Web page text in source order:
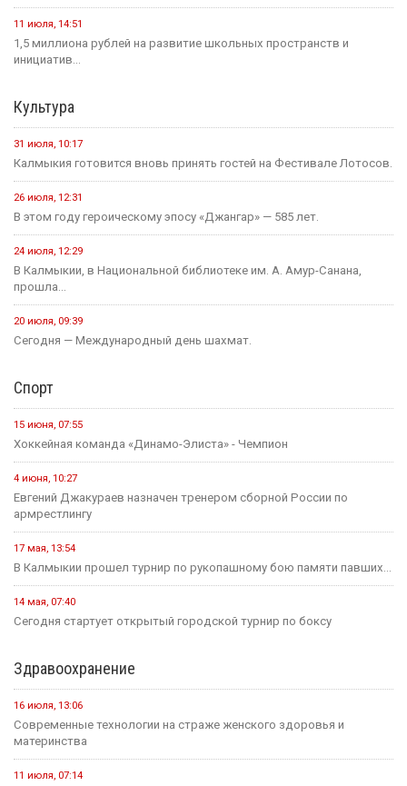
11 июля, 14:51
1,5 миллиона рублей на развитие школьных пространств и
инициатив...
Культура
31 июля, 10:17
Калмыкия готовится вновь принять гостей на Фестивале Лотосов.
26 июля, 12:31
В этом году героическому эпосу «Джангар» — 585 лет.
24 июля, 12:29
В Калмыкии, в Национальной библиотеке им. А. Амур-Санана,
прошла...
20 июля, 09:39
Сегодня — Международный день шахмат.
Спорт
15 июня, 07:55
Хоккейная команда «Динамо-Элиста» - Чемпион
4 июня, 10:27
Евгений Джакураев назначен тренером сборной России по
армрестлингу
17 мая, 13:54
В Калмыкии прошел турнир по рукопашному бою памяти павших...
14 мая, 07:40
Сегодня стартует открытый городской турнир по боксу
Здравоохранение
16 июля, 13:06
Современные технологии на страже женского здоровья и
материнства
11 июля, 07:14